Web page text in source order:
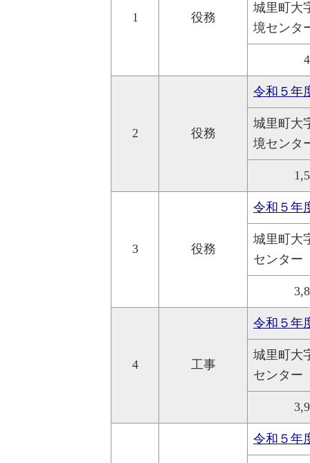
1 役務
城里町大
境センタ
2 役務
令和５年
城里町大
境センタ
3 役務
令和５年
城里町大
センター
4 工事
令和５年
城里町大
センター
令和５年